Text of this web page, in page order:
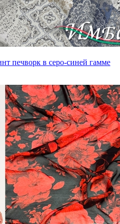
печворк в серо-синей гамме